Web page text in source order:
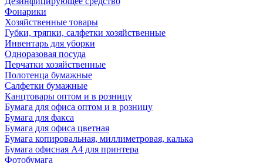
Фонарики
Хозяйственные товары
Губки, тряпки, салфетки хозяйственные
Инвентарь для уборки
Одноразовая посуда
Перчатки хозяйственные
Полотенца бумажные
Салфетки бумажные
Канцтовары оптом и в розницу
Бумага для офиса оптом и в розницу
Бумага для факса
Бумага для офиса цветная
Бумага копировальная, миллиметровая, калька
Бумага офисная А4 для принтера
Фотобумага